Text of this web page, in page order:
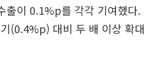
출이 0.1%p를 각각 기여했다.
(0.4%p) 대비 두 배 이상 확대